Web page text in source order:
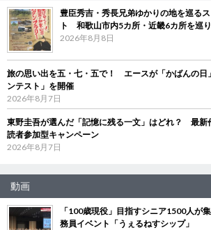
豊臣秀吉・秀長兄弟ゆかりの地を巡る
ト 和歌山市内5カ所・近畿6カ所を巡
2026年8月8日
旅の思い出を五・七・五で！ エースが「かばんの日
ンテスト」を開催
2026年8月7日
東野圭吾が選んだ「記憶に残る一文」はどれ？ 最新
読者参加型キャンペーン
2026年8月7日
動画
「100歳現役」目指すシニア1500人
務員イベント「うぇるねすシップ」